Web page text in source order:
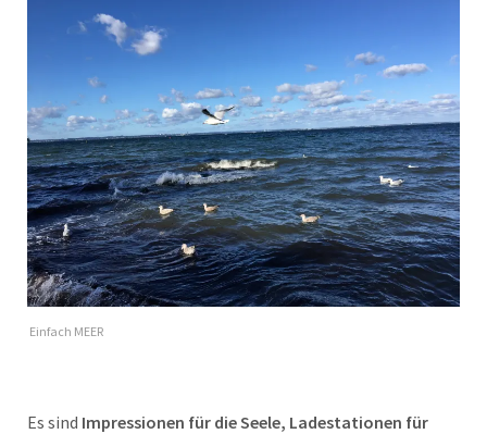
Einfach MEER
Es sind Impressionen für die Seele, Ladestationen für